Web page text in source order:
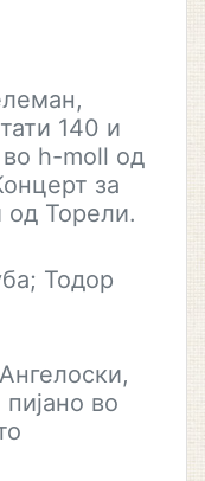
140 и
h-moll од
за
од Торели.
Тодор
во